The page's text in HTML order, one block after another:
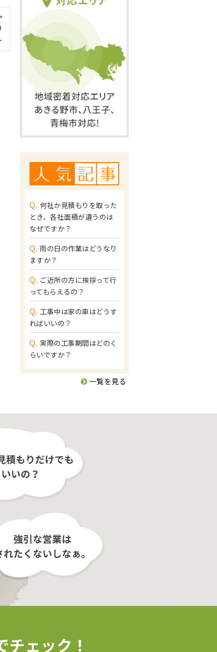
Q. 何社か見積もりを取った
とき、各社面積が違うのは
なぜですか？
Q.雨の日の作業はどうなり
ますか？
Q. ご近所の方に挨拶って行
ってもらえるの？
Q. 工事中は家の車はどうす
ればいいの？
Q. 実際の工事期間はどのく
らいですか？
一覧を見る
チェック！